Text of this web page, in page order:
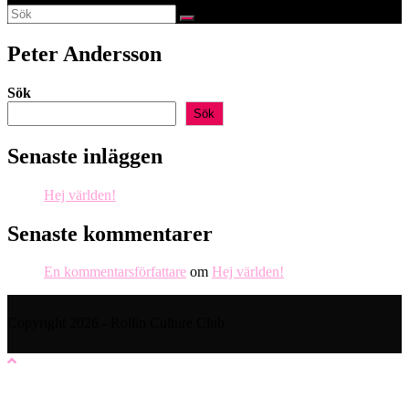
Peter Andersson
Sök
Sök
Senaste inläggen
Hej världen!
Senaste kommentarer
En kommentarsförfattare om Hej världen!